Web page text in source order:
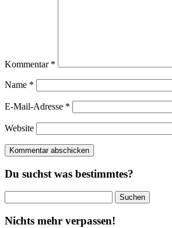
Kommentar *
Name *
E-Mail-Adresse *
Website
Du suchst was bestimmtes?
nach:
Nichts mehr verpassen!